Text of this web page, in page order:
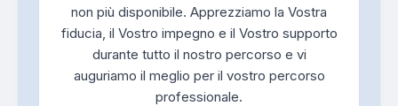
non più disponibile. Apprezziamo la Vostra
fiducia, il Vostro impegno e il Vostro supporto
durante tutto il nostro percorso e vi
auguriamo il meglio per il vostro percorso
professionale.